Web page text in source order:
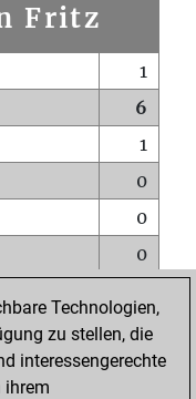
Fritz
1
6
1
0
0
0
0
0
Technologien,
zu stellen, die
interessengerechte
ihrem